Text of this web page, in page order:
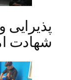
پذیرایی
شهادت